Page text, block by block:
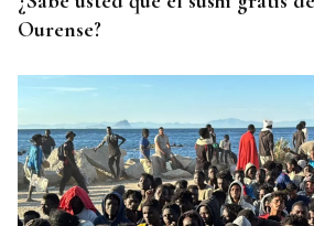
Ourense?